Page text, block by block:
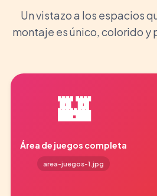
Un vistazo a los espacios
montaje es único, colorido y
🏰
Área de juegos completa
area-juegos-1.jpg